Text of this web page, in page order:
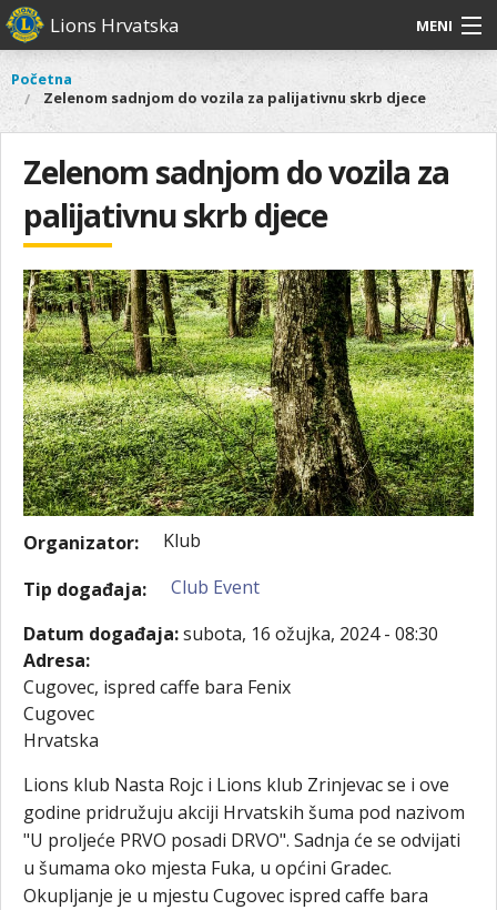
Skoči
na
sadržaj
Lions Hrvatska MENI
O nama
Lions Distrikt 126
Naši projekti
Aktivnosti
Glavni
izbornik
O
nama
Lions
Distrikt
126
Naši
projekti
Aktivnosti
Vi
ste
ovdje
Početna
Zelenom sadnjom do vozila za palijativnu skrb djece
Zelenom sadnjom do vozila za
palijativnu skrb djece
Organizator: Klub
Tip događaja:
Club Event
Datum događaja:subota, 16 ožujka, 2024 - 08:30
Adresa:
Cugovec, ispred caffe bara Fenix
Cugovec
Hrvatska
Lions klub Nasta Rojc i Lions klub Zrinjevac se i ove
godine pridružuju akciji Hrvatskih šuma pod nazivom
"U proljeće PRVO posadi DRVO". Sadnja će se odvijati
u šumama oko mjesta Fuka, u općini Gradec.
Okupljanje je u mjestu Cugovec ispred caffe bara